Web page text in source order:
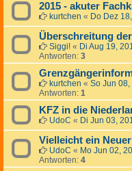
2015 - akuter
kurtchen « Do Dez
Überschreitung
Siggi! « Di Aug 19,
Antworten: 3
kurtchen « So Jun
Antworten: 1
KFZ in die
UdoC « Di Jun 03,
Vielleicht ein Neuer
UdoC « Mo Jun 02,
Antworten: 4